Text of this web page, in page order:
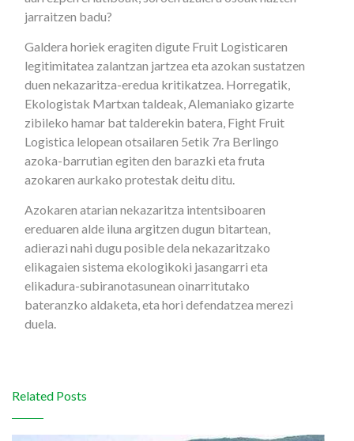
jarraitzen badu?
Galdera horiek eragiten digute Fruit Logisticaren
legitimitatea zalantzan jartzea eta azokan sustatzen
duen nekazaritza-eredua kritikatzea. Horregatik,
Ekologistak Martxan taldeak, Alemaniako gizarte
zibileko hamar bat talderekin batera, Fight Fruit
Logistica lelopean otsailaren 5etik 7ra Berlingo
azoka-barrutian egiten den barazki eta fruta
azokaren aurkako protestak deitu ditu.
Azokaren atarian nekazaritza intentsiboaren
ereduaren alde iluna argitzen dugun bitartean,
adierazi nahi dugu posible dela nekazaritzako
elikagaien sistema ekologikoki jasangarri eta
elikadura-subiranotasunean oinarritutako
bateranzko aldaketa, eta hori defendatzea merezi
duela.
Related Posts